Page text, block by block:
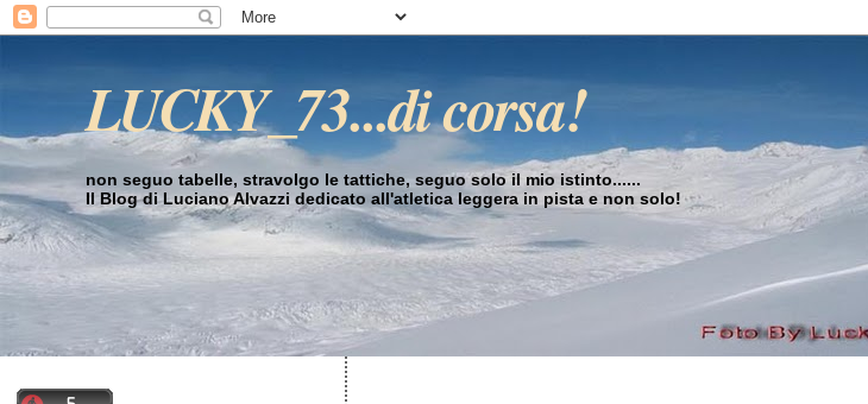
LUCKY_73...di corsa!
non seguo tabelle, stravolgo le tattiche, seguo solo il mio istinto......
Il Blog di Luciano Alvazzi dedicato all'atletica leggera in pista e non solo!